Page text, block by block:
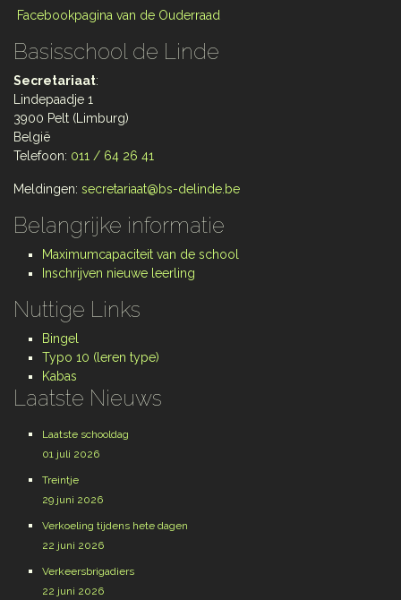
Facebookpagina van de Ouderraad
Basisschool de Linde
Secretariaat:
Lindepaadje 1
3900 Pelt (Limburg)
België
Telefoon: 011 / 64 26 41
Meldingen: secretariaat@bs-delinde.be
Belangrijke informatie
Maximumcapaciteit van de school
Inschrijven nieuwe leerling
Nuttige Links
Bingel
Typo 10 (leren type)
Kabas
Laatste Nieuws
Laatste schooldag
01 juli 2026
Treintje
29 juni 2026
Verkoeling tijdens hete dagen
22 juni 2026
Verkeersbrigadiers
22 juni 2026